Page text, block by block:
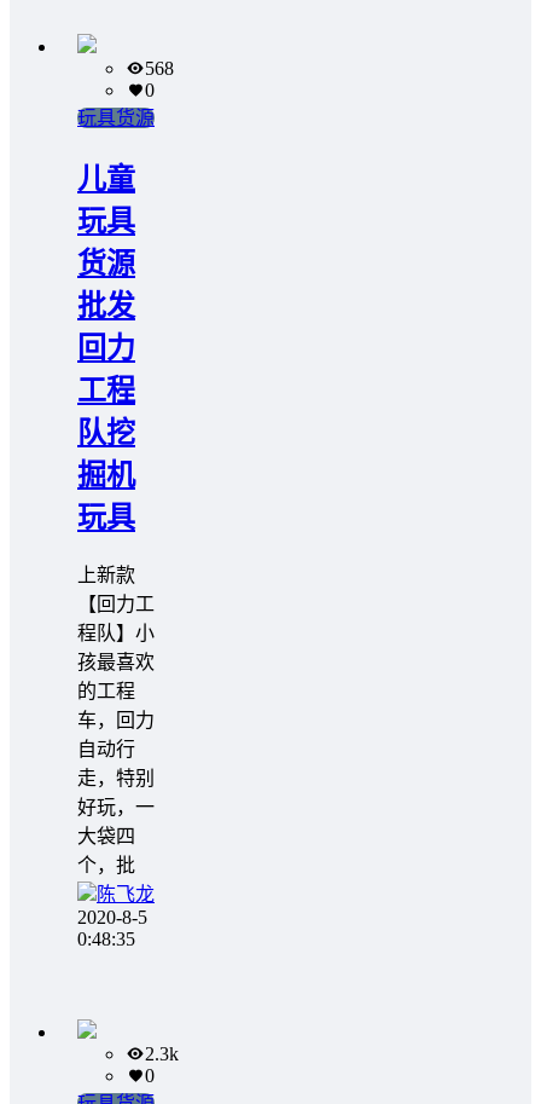
568
0
玩具货源
儿童
玩具
货源
批发
回力
工程
队挖
掘机
玩具
️️上新款
【回力工
程队】小
孩最喜欢
的工程
车，回力
自动行
走，特别
好玩，一
大袋四
个，批
陈飞龙
2020-8-5
0:48:35
2.3k
0